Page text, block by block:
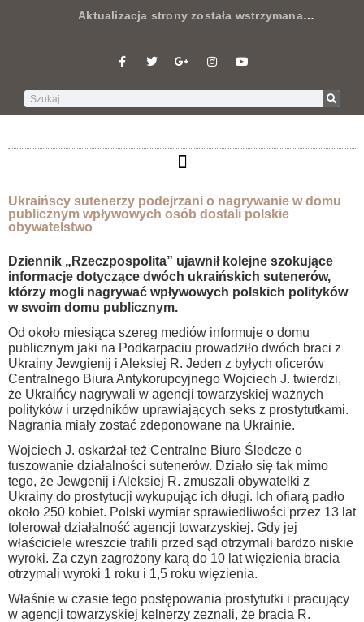
Aktualizacja strony została wstrzymana…
Ukraińscy sutenerzy podejrzani o nagrywanie w domu
publicznym wpływowych osób dostali polskie
obywatelstwo
Dziennik „Rzeczpospolita” ujawnił kolejne szokujące
informacje dotyczące dwóch ukraińskich sutenerów,
którzy mogli nagrywać wpływowych polskich polityków
w swoim domu publicznym.
Od około miesiąca szereg mediów informuje o domu
publicznym jaki na Podkarpaciu prowadziło dwóch braci z
Ukrainy Jewgienij i Aleksiej R. Jeden z byłych oficerów
Centralnego Biura Antykorupcyjnego Wojciech J. twierdzi,
że Ukraińcy nagrywali w agencji towarzyskiej ważnych
polityków i urzędników uprawiających seks z prostytutkami.
Nagrania miały zostać zdeponowane na Ukrainie.
Wojciech J. oskarżał też Centralne Biuro Śledcze o
tuszowanie działalności sutenerów. Działo się tak mimo
tego, że Jewgenij i Aleksiej R. zmuszali obywatelki z
Ukrainy do prostytucji wykupując ich długi. Ich ofiarą padło
około 250 kobiet. Polski wymiar sprawiedliwości przez 13 lat
tolerował działalność agencji towarzyskiej. Gdy jej
właściciele wreszcie trafili przed sąd otrzymali bardzo niskie
wyroki. Za czyn zagrożony karą do 10 lat więzienia bracia
otrzymali wyroki 1 roku i 1,5 roku więzienia.
Właśnie w czasie tego postępowania prostytutki i pracujący
w agencji towarzyskiej kelnerzy zeznali, że bracia R.